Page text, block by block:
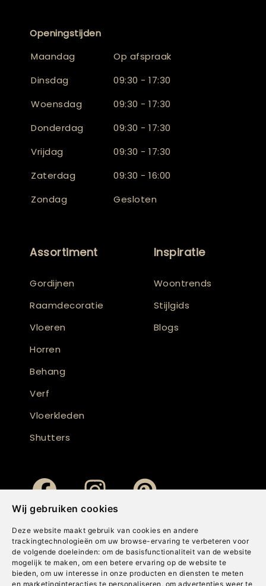
Wij gebruiken cookies
Deze website maakt gebruik van cookies en andere
trackingtechnologieën om uw browse-ervaring te verbeteren voor
de volgende doeleinden: om de basisfunctionaliteit van de website
mogelijk te maken , om een betere ervaring op de website te
bieden, om uw interesse in onze producten en diensten te meten
en marketinginteracties te personaliseren , om advertenties weer te
Openingstijden
Maandag
Op afspraak
Dinsdag
09:30 - 17:30
Woensdag
09:30 - 17:30
Donderdag
09:30 - 17:30
Vrijdag
09:30 - 17:30
Zaterdag
09:30 - 16:00
Zondag
Gesloten
Assortiment
Gordijnen
Raamdecoratie
Vloeren
Horren
Behang
Verf
Vloerkleden
Shutters
Inspiratie
Woontrends
Stijlgids
Blogs